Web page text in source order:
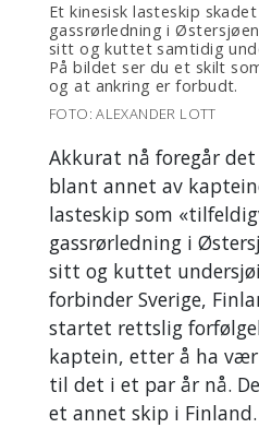
Et kinesisk lasteskip
gassrørledning i
sitt og kuttet samtidig
På bildet ser du et skilt
og at ankring er forbudt.
FOTO: ALEXANDER LOTT
Akkurat nå foregår
blant annet av
lasteskip som
gassrørledning i
sitt og kuttet
forbinder Sverige,
startet rettslig
kaptein, etter å ha
til det i et par år nå.
et annet skip i Finland.